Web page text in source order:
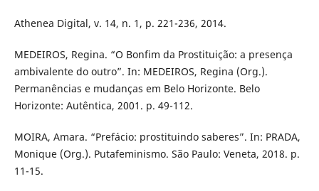
Athenea Digital, v. 14, n. 1, p. 221-236, 2014.
MEDEIROS, Regina. “O Bonfim da Prostituição: a presença
ambivalente do outro”. In: MEDEIROS, Regina (Org.).
Permanências e mudanças em Belo Horizonte. Belo
Horizonte: Autêntica, 2001. p. 49-112.
MOIRA, Amara. “Prefácio: prostituindo saberes”. In: PRADA,
Monique (Org.). Putafeminismo. São Paulo: Veneta, 2018. p.
11-15.